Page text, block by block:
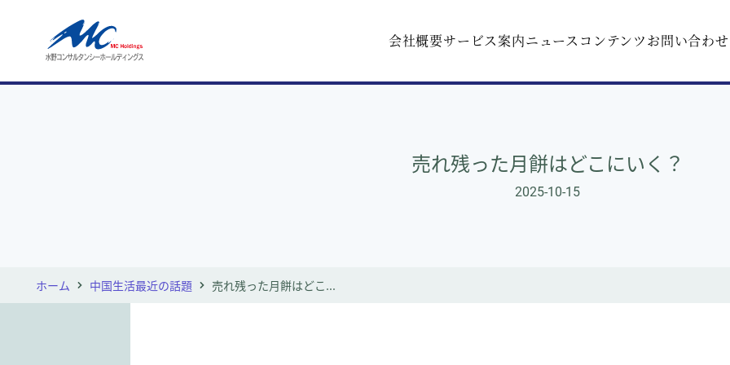
会社概要サービス案内ニュース コンテンツお問い合わせ
売れ残った月餅はどこにいく？
2025-10-15
ホーム 中国生活最近の話題 売れ残った月餅はどこ...